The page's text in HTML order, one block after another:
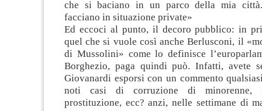
che si baciano in un parco della mia
facciano in situazione private»
Ed eccoci al punto, il decoro pubblico: in
quel che si vuole così anche Berlusconi, il
di Mussolini» come lo definisce
Borghezio, paga quindi può. Infatti, avete
Giovanardi esporsi con un commento
noti casi di corruzione di minorenne,
prostituzione, ecc? anzi, nelle settimane di